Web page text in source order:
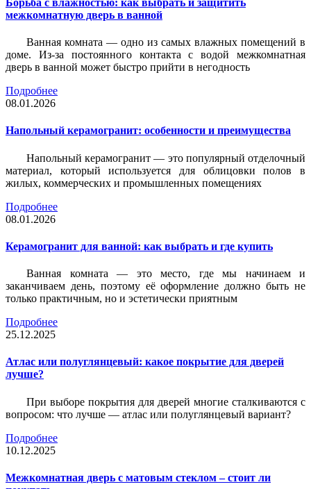
межкомнатную дверь в ванной
Ванная комната — одно из самых влажных помещений в
доме. Из-за постоянного контакта с водой межкомнатная
дверь в ванной может быстро прийти в негодность
Подробнее
08.01.2026
Напольный керамогранит: особенности и преимущества
Напольный керамогранит — это популярный отделочный
материал, который используется для облицовки полов в
жилых, коммерческих и промышленных помещениях
Подробнее
08.01.2026
Керамогранит для ванной: как выбрать и где купить
Ванная комната — это место, где мы начинаем и
заканчиваем день, поэтому её оформление должно быть не
только практичным, но и эстетически приятным
Подробнее
25.12.2025
Атлас или полуглянцевый: какое покрытие для дверей
лучше?
При выборе покрытия для дверей многие сталкиваются с
вопросом: что лучше — атлас или полуглянцевый вариант?
Подробнее
10.12.2025
Межкомнатная дверь с матовым стеклом – стоит ли